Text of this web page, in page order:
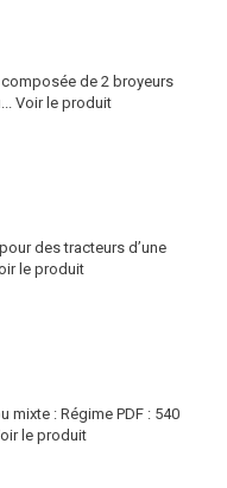
de 2 broyeurs
Voir le produit
des tracteurs d’une
le produit
mixte : Régime PDF : 540
le produit